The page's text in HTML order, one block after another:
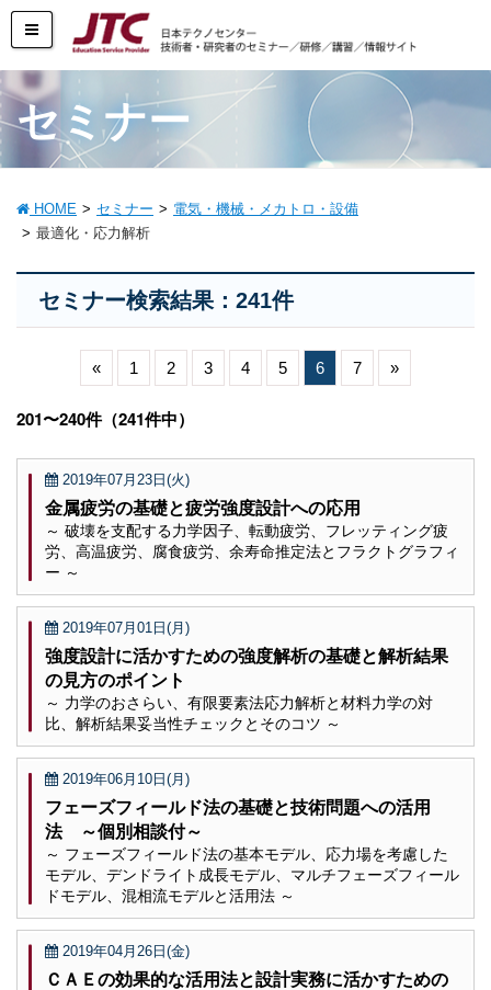
セミナー
HOME セミナー
電気・機械・メカトロ・設備
最適化・応力解析
セミナー検索結果：241件
« 1 2 3 4 5 6 7 »
201〜240件（241件中）
2019年07月23日(火)
金属疲労の基礎と疲労強度設計への応用
～ 破壊を支配する力学因子、転動疲労、フレッティング疲
労、高温疲労、腐食疲労、余寿命推定法とフラクトグラフィ
ー ～
2019年07月01日(月)
強度設計に活かすための強度解析の基礎と解析結果
の見方のポイント
～ 力学のおさらい、有限要素法応力解析と材料力学の対
比、解析結果妥当性チェックとそのコツ ～
2019年06月10日(月)
フェーズフィールド法の基礎と技術問題への活用
法 ～個別相談付～
～ フェーズフィールド法の基本モデル、応力場を考慮した
モデル、デンドライト成長モデル、マルチフェーズフィール
ドモデル、混相流モデルと活用法 ～
2019年04月26日(金)
ＣＡＥの効果的な活用法と設計実務に活かすための